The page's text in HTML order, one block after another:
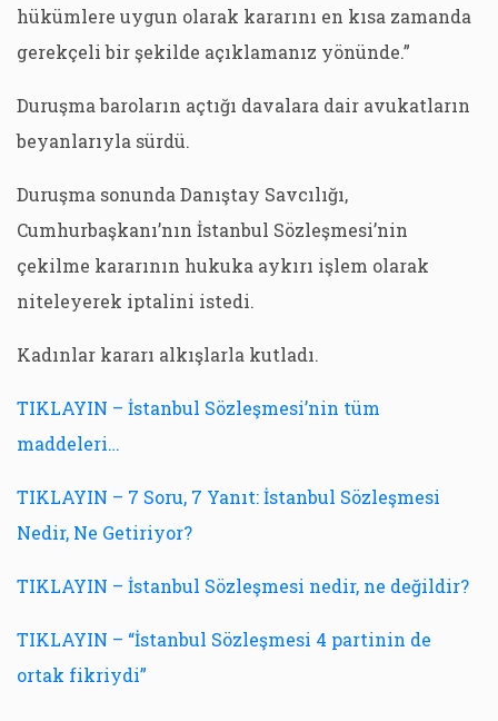
hükümlere uygun olarak kararını en kısa zamanda
gerekçeli bir şekilde açıklamanız yönünde.”
Duruşma baroların açtığı davalara dair avukatların
beyanlarıyla sürdü.
Duruşma sonunda Danıştay Savcılığı,
Cumhurbaşkanı’nın İstanbul Sözleşmesi’nin
çekilme kararının hukuka aykırı işlem olarak
niteleyerek iptalini istedi.
Kadınlar kararı alkışlarla kutladı.
TIKLAYIN – İstanbul Sözleşmesi’nin tüm
maddeleri…
TIKLAYIN – 7 Soru, 7 Yanıt: İstanbul Sözleşmesi
Nedir, Ne Getiriyor?
TIKLAYIN – İstanbul Sözleşmesi nedir, ne değildir?
TIKLAYIN – “İstanbul Sözleşmesi 4 partinin de
ortak fikriydi”